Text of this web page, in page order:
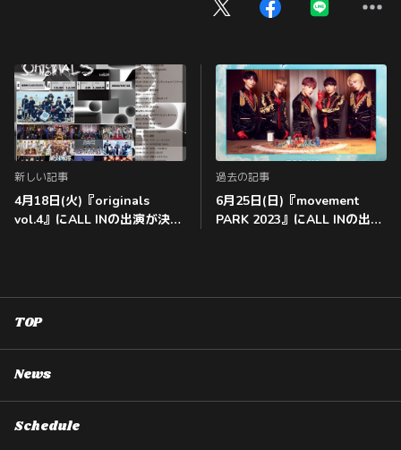
新しい記事
4月18日(火)『originals
vol.4』にALL INの出演が決
過去の記事
6月25日(日)『movement
PARK 2023』にALL INの出演
TOP
News
Schedule